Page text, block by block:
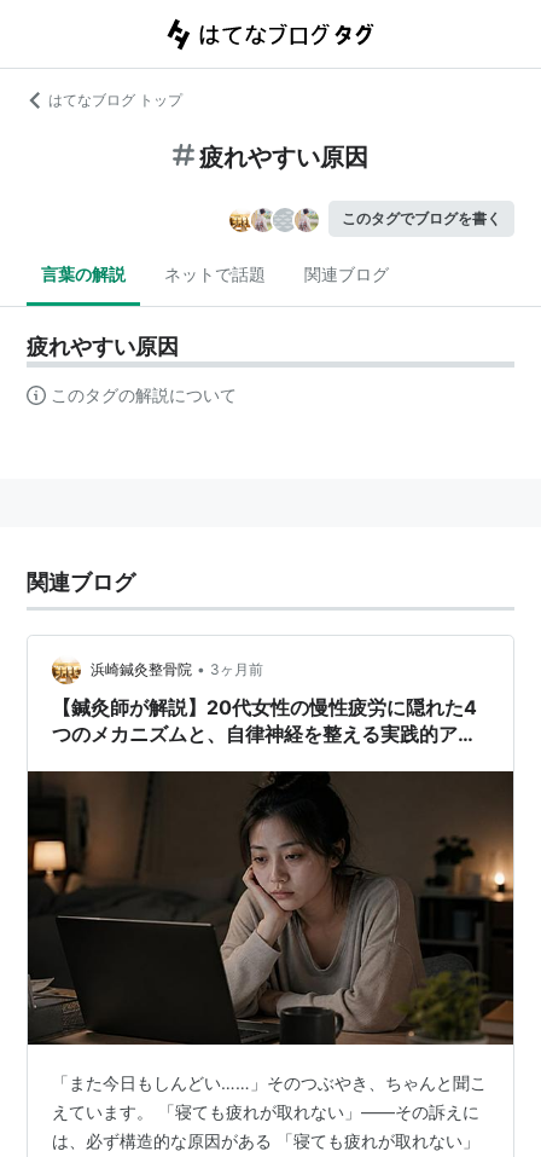
はてなブログ トップ
疲れやすい原因
このタグでブログを書く
言葉の解説 ネットで話題 関連ブログ
疲れやすい原因
このタグの解説について
関連ブログ
浜崎鍼灸整骨院 • 3ヶ月前
【鍼灸師が解説】20代女性の慢性疲労に隠れた4
つのメカニズムと、自律神経を整える実践的アプ
「また今日もしんどい……」そのつぶやき、ちゃんと聞こ
えています。 「寝ても疲れが取れない」——その訴えに
は、必ず構造的な原因がある 「寝ても疲れが取れない」